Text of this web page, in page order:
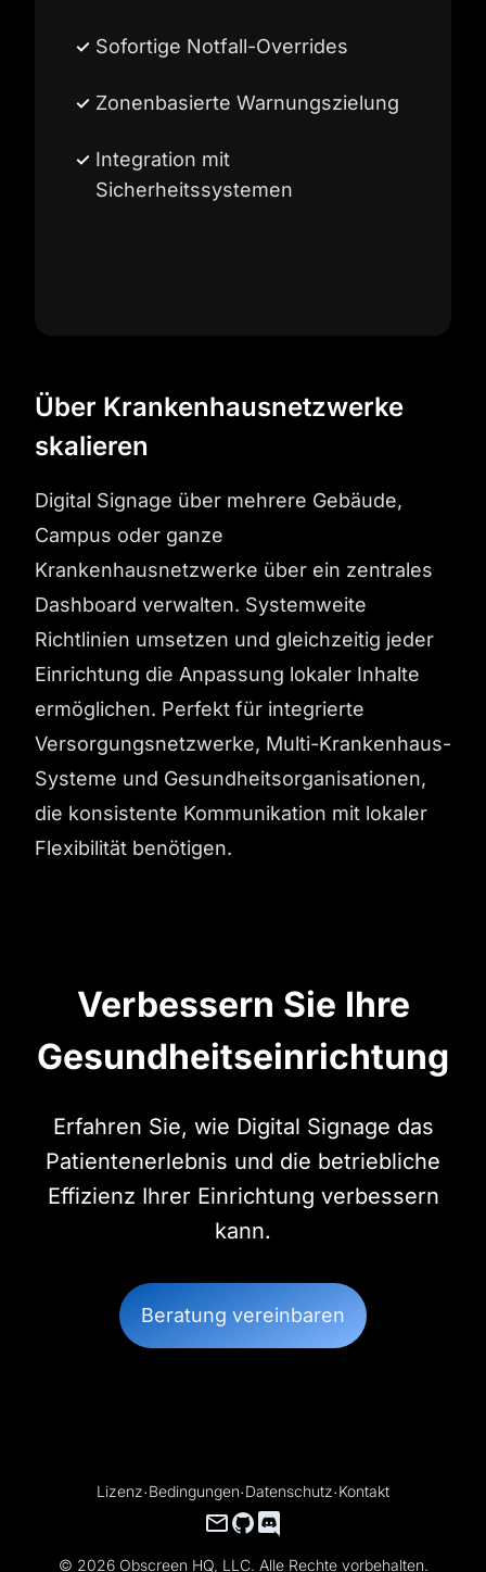
Sofortige Notfall-Overrides
Zonenbasierte Warnungszielung
Integration mit
Sicherheitssystemen
Über Krankenhausnetzwerke
skalieren
Digital Signage über mehrere Gebäude,
Campus oder ganze
Krankenhausnetzwerke über ein zentrales
Dashboard verwalten. Systemweite
Richtlinien umsetzen und gleichzeitig jeder
Einrichtung die Anpassung lokaler Inhalte
ermöglichen. Perfekt für integrierte
Versorgungsnetzwerke, Multi-Krankenhaus-
Systeme und Gesundheitsorganisationen,
die konsistente Kommunikation mit lokaler
Flexibilität benötigen.
Verbessern Sie Ihre
Gesundheitseinrichtung
Erfahren Sie, wie Digital Signage das
Patientenerlebnis und die betriebliche
Effizienz Ihrer Einrichtung verbessern
kann.
Beratung vereinbaren
Lizenz·Bedingungen·Datenschutz·Kontakt
© 2026 Obscreen HQ, LLC. Alle Rechte vorbehalten.